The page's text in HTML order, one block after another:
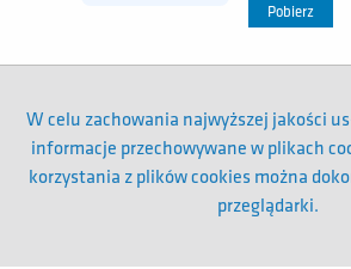
Spis treści
Pobierz
W celu zachowania najwyższej jakości
informacje przechowywane w plikach
korzystania z plików cookies można
przeglądarki.